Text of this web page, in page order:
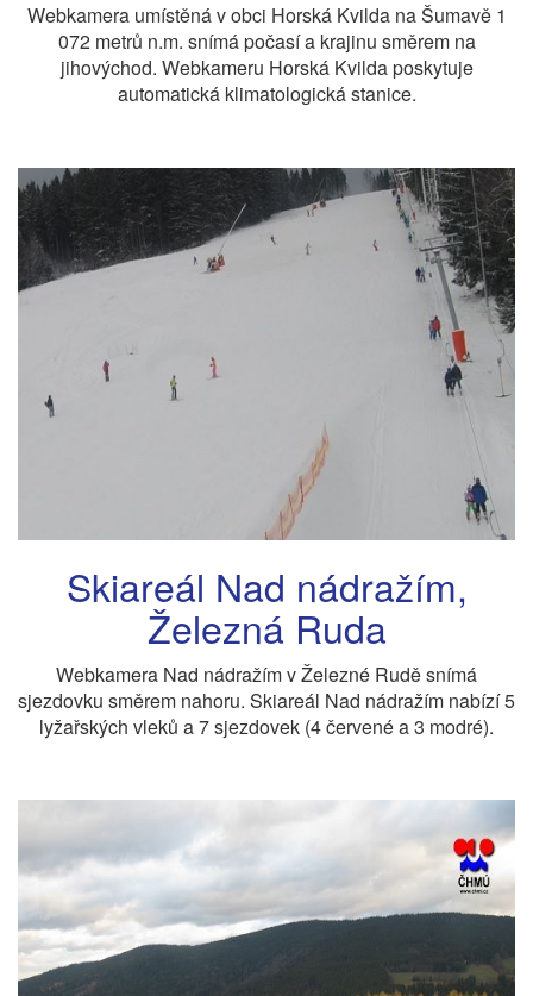
Webkamera umístěná v obci Horská Kvilda na Šumavě 1
072 metrů n.m. snímá počasí a krajinu směrem na
jihovýchod. Webkameru Horská Kvilda poskytuje
automatická klimatologická stanice.
Skiareál Nad nádražím,
Železná Ruda
Webkamera Nad nádražím v Železné Rudě snímá
sjezdovku směrem nahoru. Skiareál Nad nádražím nabízí 5
lyžařských vleků a 7 sjezdovek (4 červené a 3 modré).